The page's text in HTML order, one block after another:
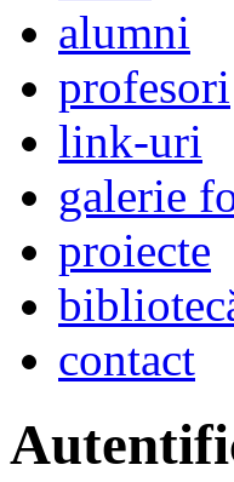
alumni
profesori
link-uri
galerie
proiecte
contact